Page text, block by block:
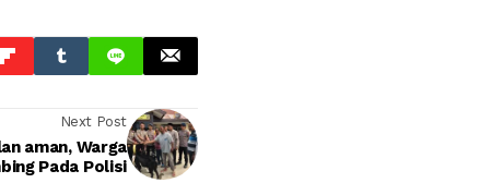
Next Post
aman, Warga
Pada Polisi